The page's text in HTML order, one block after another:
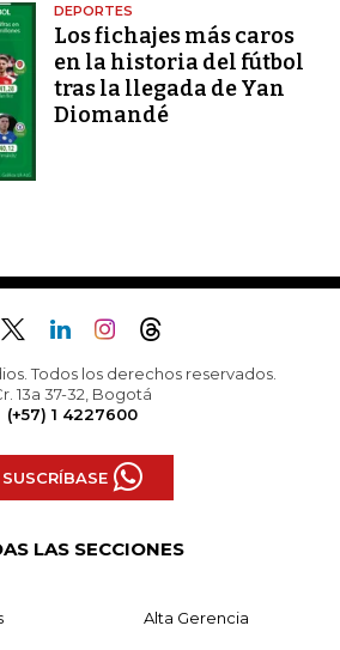
DEPORTES
Los fichajes más caros
en la historia del fútbol
tras la llegada de Yan
Diomandé
Todos los derechos reservados.
13a 37-32, Bogotá
(+57) 1 4227600
SUSCRÍBASE
LAS SECCIONES
Alta Gerencia